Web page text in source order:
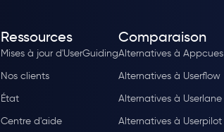
Ressources
Mises à jour d'UserGuiding
Nos clients
État
Centre d'aide
Comparaison
Alternatives à Appcues
Alternatives à Userflow
Alternatives à Userlane
Alternatives à Userpilot